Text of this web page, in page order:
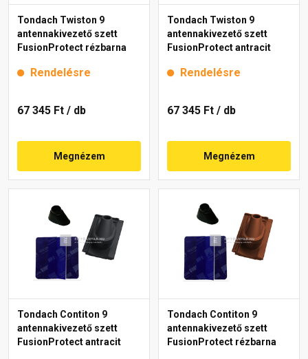
Tondach Twiston 9
antennakivezető szett
FusionProtect rézbarna
Rendelésre
67 345 Ft / db
Megnézem
Tondach Twiston 9
antennakivezető szett
FusionProtect antracit
Rendelésre
67 345 Ft / db
Megnézem
Tondach Contiton 9
antennakivezető szett
FusionProtect antracit
Tondach Contiton 9
antennakivezető szett
FusionProtect rézbarna